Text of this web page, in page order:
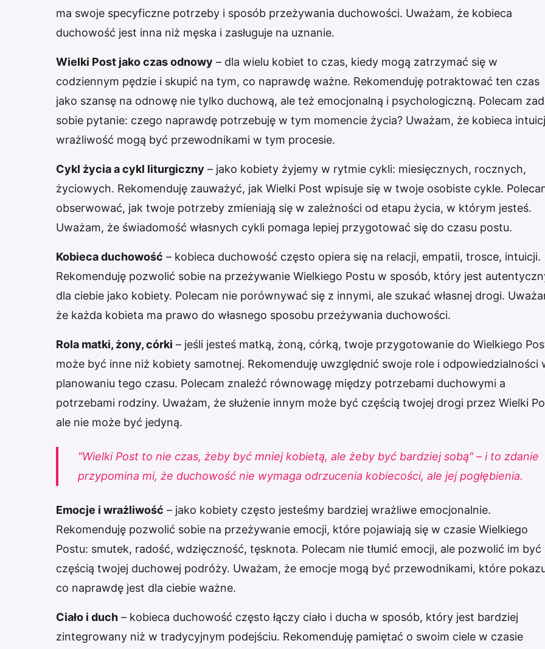
ma swoje specyficzne potrzeby i sposób przeżywania duchowości. Uważam, że kobieca
duchowość jest inna niż męska i zasługuje na uznanie.
Wielki Post jako czas odnowy – dla wielu kobiet to czas, kiedy mogą zatrzymać się w
codziennym pędzie i skupić na tym, co naprawdę ważne. Rekomenduję potraktować ten czas
jako szansę na odnowę nie tylko duchową, ale też emocjonalną i psychologiczną. Polecam
sobie pytanie: czego naprawdę potrzebuję w tym momencie życia? Uważam, że kobieca
wrażliwość mogą być przewodnikami w tym procesie.
Cykl życia a cykl liturgiczny – jako kobiety żyjemy w rytmie cykli: miesięcznych, rocznych,
życiowych. Rekomenduję zauważyć, jak Wielki Post wpisuje się w twoje osobiste cykle.
obserwować, jak twoje potrzeby zmieniają się w zależności od etapu życia, w którym jesteś.
Uważam, że świadomość własnych cykli pomaga lepiej przygotować się do czasu postu.
Kobieca duchowość – kobieca duchowość często opiera się na relacji, empatii, trosce, intuicji.
Rekomenduję pozwolić sobie na przeżywanie Wielkiego Postu w sposób, który jest
dla ciebie jako kobiety. Polecam nie porównywać się z innymi, ale szukać własnej drogi.
że każda kobieta ma prawo do własnego sposobu przeżywania duchowości.
Rola matki, żony, córki – jeśli jesteś matką, żoną, córką, twoje przygotowanie do Wielkiego
może być inne niż kobiety samotnej. Rekomenduję uwzględnić swoje role i odpowiedzialności
planowaniu tego czasu. Polecam znaleźć równowagę między potrzebami duchowymi a
potrzebami rodziny. Uważam, że służenie innym może być częścią twojej drogi przez Wielki
ale nie może być jedyną.
"Wielki Post to nie czas, żeby być mniej kobietą, ale żeby być bardziej sobą" – i to zdanie
przypomina mi, że duchowość nie wymaga odrzucenia kobiecości, ale jej pogłębienia.
Emocje i wrażliwość – jako kobiety często jesteśmy bardziej wrażliwe emocjonalnie.
Rekomenduję pozwolić sobie na przeżywanie emocji, które pojawiają się w czasie Wielkiego
Postu: smutek, radość, wdzięczność, tęsknota. Polecam nie tłumić emocji, ale pozwolić im być
częścią twojej duchowej podróży. Uważam, że emocje mogą być przewodnikami, które
co naprawdę jest dla ciebie ważne.
Ciało i duch – kobieca duchowość często łączy ciało i ducha w sposób, który jest bardziej
zintegrowany niż w tradycyjnym podejściu. Rekomenduję pamiętać o swoim ciele w czasie